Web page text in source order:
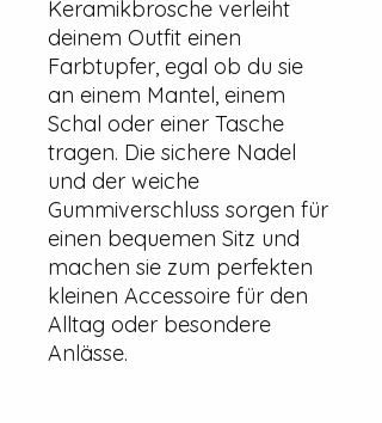
Keramikbrosche verleiht
deinem Outfit einen
Farbtupfer, egal ob du sie
an einem Mantel, einem
Schal oder einer Tasche
tragen. Die sichere Nadel
und der weiche
Gummiverschluss sorgen für
einen bequemen Sitz und
machen sie zum perfekten
kleinen Accessoire für den
Alltag oder besondere
Anlässe.